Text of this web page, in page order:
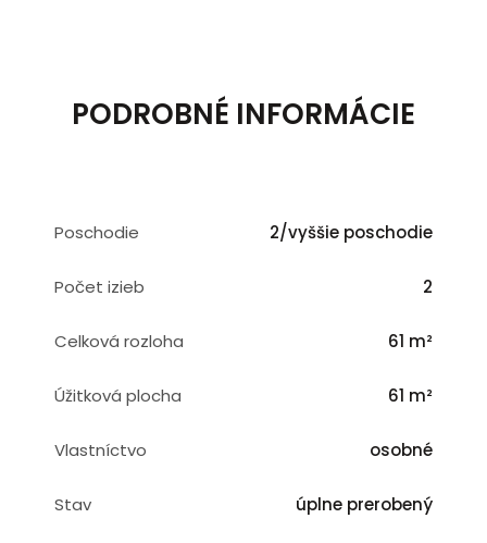
PODROBNÉ INFORMÁCIE
Poschodie 2/vyššie poschodie
Počet izieb 2
Celková rozloha 61 m²
Úžitková plocha 61 m²
Vlastníctvo osobné
Stav úplne prerobený